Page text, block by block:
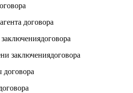
договора
заключениядоговора
договора